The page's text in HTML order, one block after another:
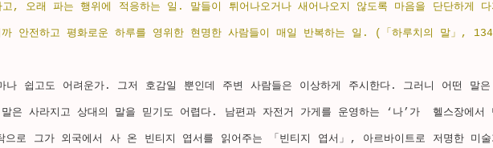
, 오래 파는 행위에 적응하는 일. 말들이 튀어나오거나 새어나오지 않도록 마음을 단단하게 다
안전하고 평화로운 하루를 영위한 현명한 사람들이 매일 반복하는 일. (「하루치의 말」,
나 쉽고도 어려운가. 그저 호감일 뿐인데 주변 사람들은 이상하게 주시한다. 그러니 어떤 말은
은 사라지고 상대의 말을 믿기도 어렵다. 남편과 자전거 가게를 운영하는 ‘나’가  헬스장에서
으로 그가 외국에서 사 온 빈티지 엽서를 읽어주는 「빈티지 엽서」, 아르바이트로 저명한 미술